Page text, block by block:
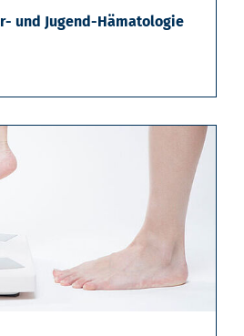
und Jugend-Hämatologie